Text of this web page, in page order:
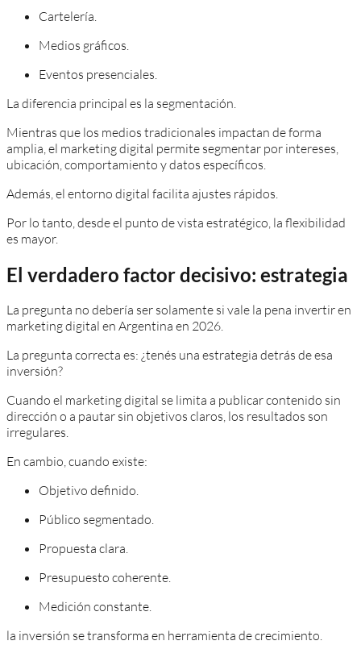
Cartelería.
Medios gráficos.
Eventos presenciales.
La diferencia principal es la segmentación.
Mientras que los medios tradicionales impactan de forma
amplia, el marketing digital permite segmentar por intereses,
ubicación, comportamiento y datos específicos.
Además, el entorno digital facilita ajustes rápidos.
Por lo tanto, desde el punto de vista estratégico, la flexibilidad
es mayor.
El verdadero factor decisivo: estrategia
La pregunta no debería ser solamente si vale la pena invertir en
marketing digital en Argentina en 2026.
La pregunta correcta es: ¿tenés una estrategia detrás de esa
inversión?
Cuando el marketing digital se limita a publicar contenido sin
dirección o a pautar sin objetivos claros, los resultados son
irregulares.
En cambio, cuando existe:
Objetivo definido.
Público segmentado.
Propuesta clara.
Presupuesto coherente.
Medición constante.
la inversión se transforma en herramienta de crecimiento.